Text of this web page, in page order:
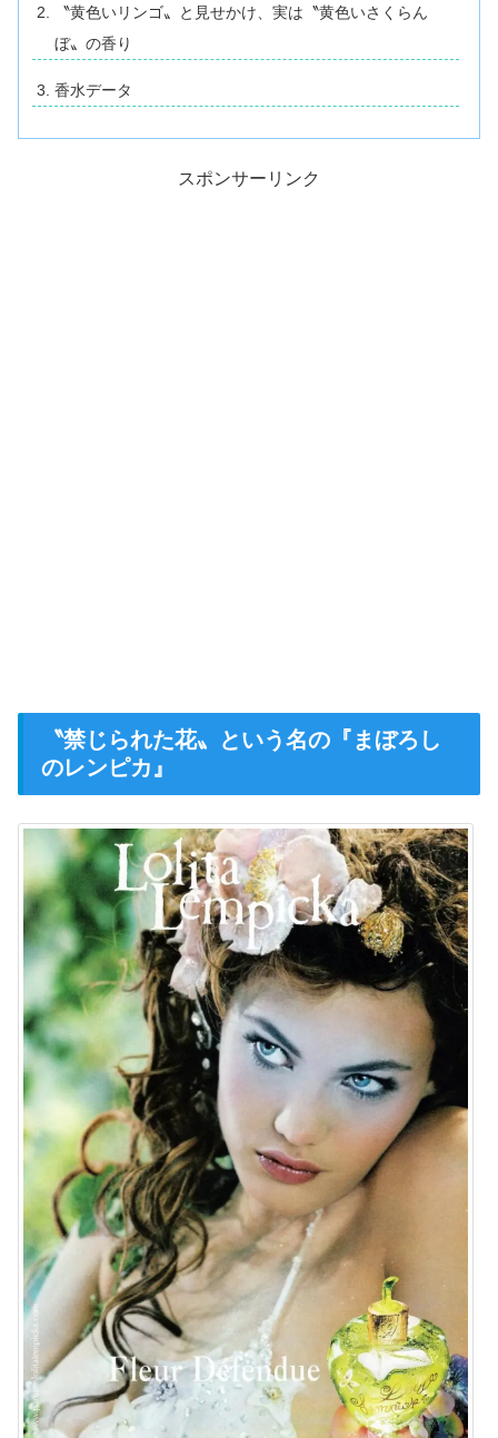
〝黄色いリンゴ〟と見せかけ、実は〝黄色いさくらん
ぼ〟の香り
香水データ
スポンサーリンク
〝禁じられた花〟という名の『まぼろし
のレンピカ』